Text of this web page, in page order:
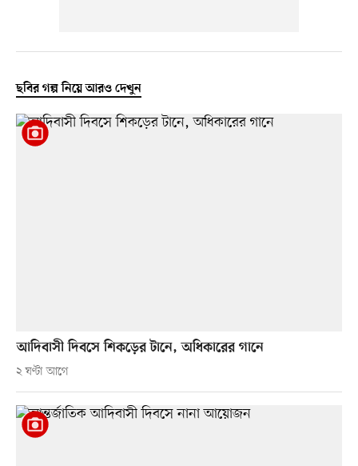
ছবির গল্প নিয়ে আরও দেখুন
আদিবাসী দিবসে শিকড়ের টানে, অধিকারের গানে
২ ঘণ্টা আগে